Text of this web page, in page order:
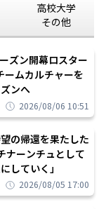
高校大学
その他
ズン開幕ロスター
ームカルチャーを
ンへ
2026/08/06 10:51
の帰還を果たした
ナーンチュとして
していく」
2026/08/05 17:00